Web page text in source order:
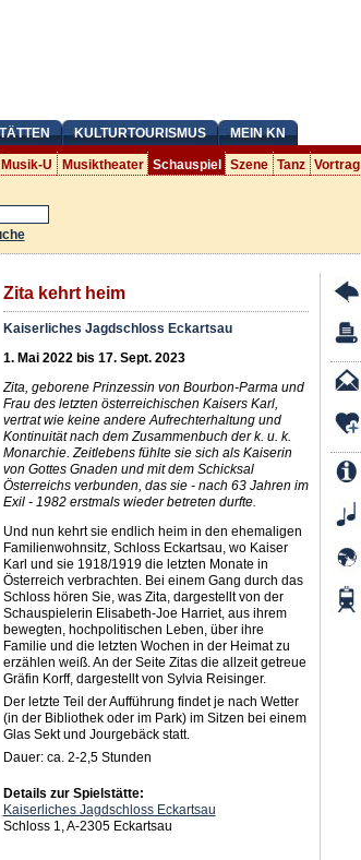
KULTURTOURISMUS MEIN KN
Musik-U Musiktheater Schauspiel Szene Tanz Vortrag
Zita kehrt heim
Kaiserliches Jagdschloss Eckartsau
1. Mai 2022 bis 17. Sept. 2023
Zita, geborene Prinzessin von Bourbon-Parma und
Frau des letzten österreichischen Kaisers Karl,
vertrat wie keine andere Aufrechterhaltung und
Kontinuität nach dem Zusammenbuch der k. u. k.
Monarchie. Zeitlebens fühlte sie sich als Kaiserin
von Gottes Gnaden und mit dem Schicksal
Österreichs verbunden, das sie - nach 63 Jahren im
Exil - 1982 erstmals wieder betreten durfte.
Und nun kehrt sie endlich heim in den ehemaligen
Familienwohnsitz, Schloss Eckartsau, wo Kaiser
Karl und sie 1918/1919 die letzten Monate in
Österreich verbrachten. Bei einem Gang durch das
Schloss hören Sie, was Zita, dargestellt von der
Schauspielerin Elisabeth-Joe Harriet, aus ihrem
bewegten, hochpolitischen Leben, über ihre
Familie und die letzten Wochen in der Heimat zu
erzählen weiß. An der Seite Zitas die allzeit getreue
Gräfin Korff, dargestellt von Sylvia Reisinger.
Der letzte Teil der Aufführung findet je nach Wetter
(in der Bibliothek oder im Park) im Sitzen bei einem
Glas Sekt und Jourgebäck statt.
Dauer: ca. 2-2,5 Stunden
Details zur Spielstätte:
Kaiserliches Jagdschloss Eckartsau
Schloss 1, A-2305 Eckartsau